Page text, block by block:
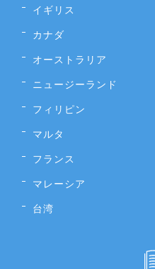
イギリス
カナダ
オーストラリア
ニュージーランド
フィリピン
マルタ
フランス
マレーシア
台湾